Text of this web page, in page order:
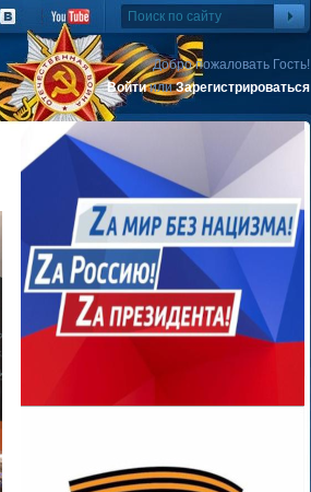
Добро пожаловать Гость!
ВойтиилиЗарегистрироваться